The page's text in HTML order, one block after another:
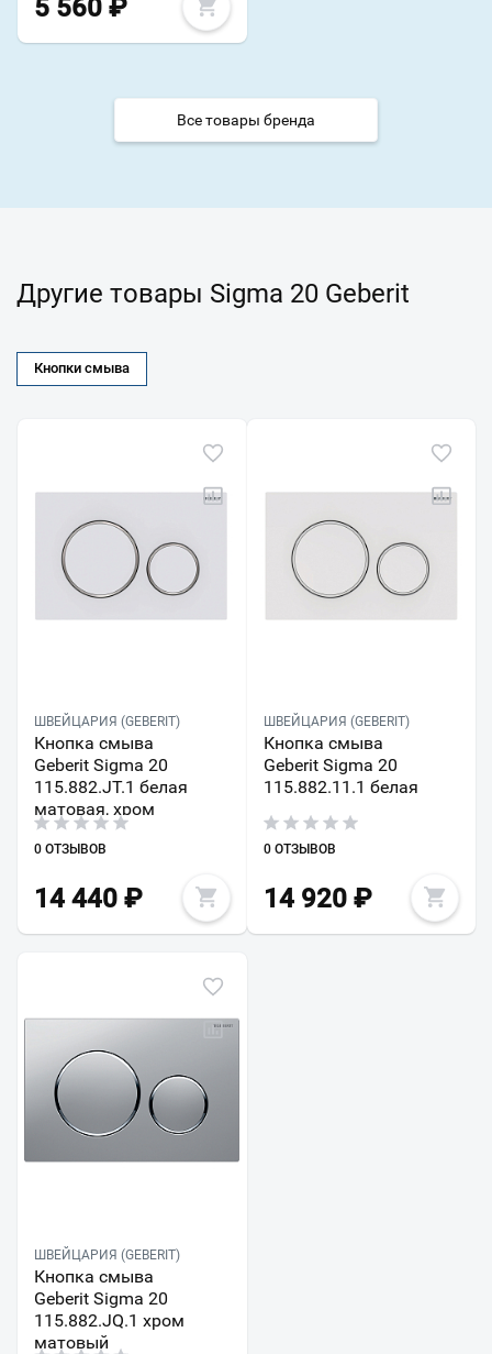
5 560 ₽
Все товары бренда
Другие товары Sigma 20 Geberit
Кнопки смыва
ШВЕЙЦАРИЯ (GEBERIT)
Кнопка смыва
Geberit Sigma 20
115.882.JT.1 белая
матовая, хром
0 ОТЗЫВОВ
14 440 ₽
ШВЕЙЦАРИЯ (GEBERIT)
Кнопка смыва
Geberit Sigma 20
115.882.11.1 белая
0 ОТЗЫВОВ
14 920₽
ШВЕЙЦАРИЯ (GEBERIT)
Кнопка смыва
Geberit Sigma 20
115.882.JQ.1 хром
матовый